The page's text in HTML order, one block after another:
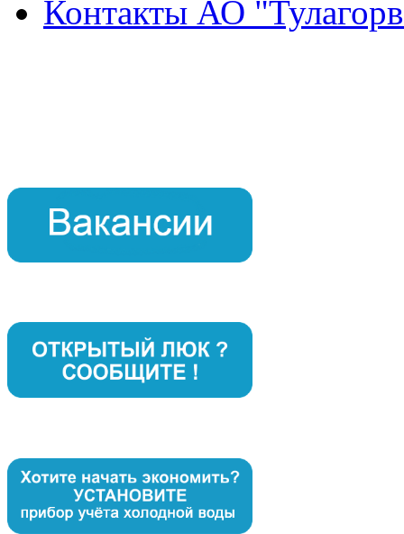
Контакты АО